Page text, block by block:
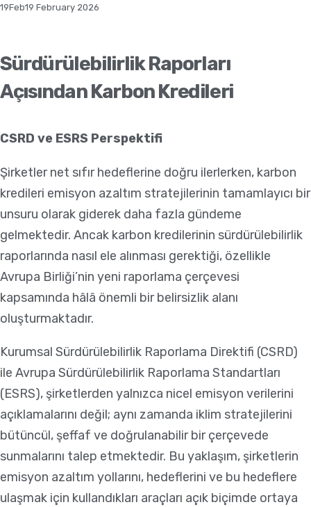
19Feb19 February 2026
Sürdürülebilirlik Raporları
Açısından Karbon Kredileri
CSRD ve ESRS Perspektifi
Şirketler net sıfır hedeflerine doğru ilerlerken, karbon
kredileri emisyon azaltım stratejilerinin tamamlayıcı bir
unsuru olarak giderek daha fazla gündeme
gelmektedir. Ancak karbon kredilerinin sürdürülebilirlik
raporlarında nasıl ele alınması gerektiği, özellikle
Avrupa Birliği’nin yeni raporlama çerçevesi
kapsamında hâlâ önemli bir belirsizlik alanı
oluşturmaktadır.
Kurumsal Sürdürülebilirlik Raporlama Direktifi (CSRD)
ile Avrupa Sürdürülebilirlik Raporlama Standartları
(ESRS), şirketlerden yalnızca nicel emisyon verilerini
açıklamalarını değil; aynı zamanda iklim stratejilerini
bütüncül, şeffaf ve doğrulanabilir bir çerçevede
sunmalarını talep etmektedir. Bu yaklaşım, şirketlerin
emisyon azaltım yollarını, hedeflerini ve bu hedeflere
ulaşmak için kullandıkları araçları açık biçimde ortaya